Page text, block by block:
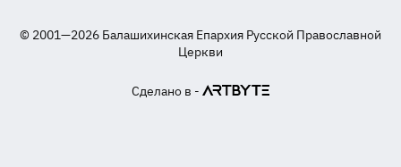
© 2001—2026 Балашихинская Епархия Русской Православной
Церкви
Сделано в -